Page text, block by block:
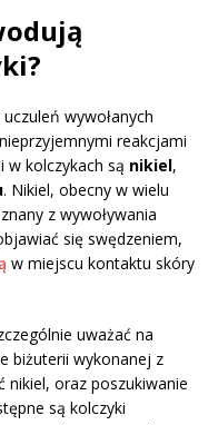
wywołanych
reakcjami
w kolczykach są nikiel,
. Nikiel, obecny w wielu
z wywoływania
się swędzeniem,
w miejscu kontaktu skóry
uważać na
biżuterii wykonanej z
nikiel, oraz poszukiwanie
są kolczyki